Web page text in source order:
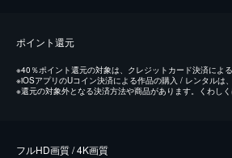
ポイント還元
※40％ポイント還元の対象は、クレジットカード決済によ
※iOSアプリのUコイン決済による作品の購入 / レンタルは
※還元の対象外となる決済方法や商品があります。くわし
フルHD画質 / 4K画質